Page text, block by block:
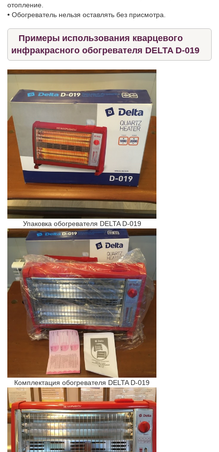
отопление.
• Обогреватель нельзя оставлять без присмотра.
Примеры использования кварцевого
инфракрасного обогревателя DELTA D-019
Упаковка обогревателя DELTA D-019
Комплектация обогревателя DELTA D-019